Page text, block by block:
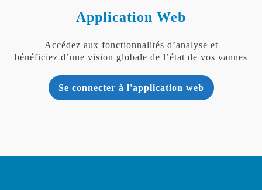
Application Web
Accédez aux fonctionnalités d’analyse et
bénéficiez d’une vision globale de l’état de vos vannes
Se connecter à l'application web